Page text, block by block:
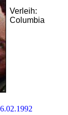
Verleih:
Columbia